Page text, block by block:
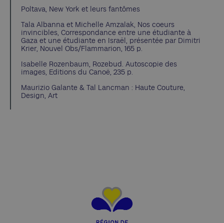
Poltava, New York et leurs fantômes
Tala Albanna et Michelle Amzalak, Nos coeurs
invincibles, Correspondance entre une étudiante à
Gaza et une étudiante en Israël, présentée par Dimitri
Krier, Nouvel Obs/Flammarion, 165 p.
Isabelle Rozenbaum, Rozebud. Autoscopie des
images, Editions du Canoë, 235 p.
Maurizio Galante & Tal Lancman : Haute Couture,
Design, Art